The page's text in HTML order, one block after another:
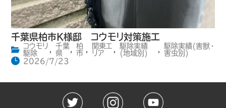
千葉県柏市K様邸 コウモリ対策施工
コウモリ
駆除
,
千葉
県
,
柏
市 ,
関東エ
リア
,
駆除実績
(地域別)
,
駆除実績(害獣・
害虫別)
2026/7/23